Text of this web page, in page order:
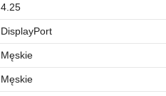
4.25
DisplayPort
Męskie
Męskie